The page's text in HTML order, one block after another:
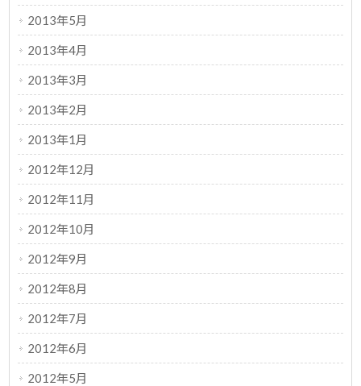
2013年5月
2013年4月
2013年3月
2013年2月
2013年1月
2012年12月
2012年11月
2012年10月
2012年9月
2012年8月
2012年7月
2012年6月
2012年5月